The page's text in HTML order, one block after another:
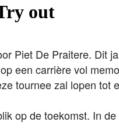
out
Piet De Praitere. Dit
een carrière vol
tournee zal lopen tot
op de toekomst. In